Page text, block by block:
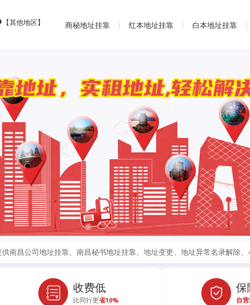
【其他地区】 商秘地址挂靠 | 红本地址挂靠 | 白本地址挂靠 |
南昌公司地址挂靠、南昌秘书地址挂靠、地址变更、地址异常名录解除
收费低
比同行更省10%
保
自